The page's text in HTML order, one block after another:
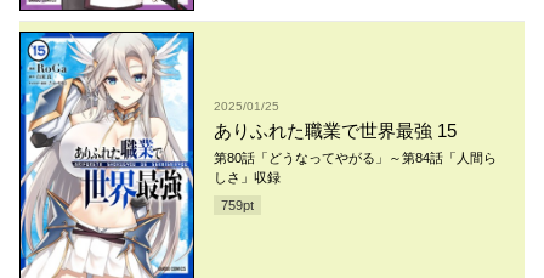
2025/01/25
ありふれた職業で世界最強 15
第80話「どうなってやがる」～第84話「人間ら
しさ」収録
759pt